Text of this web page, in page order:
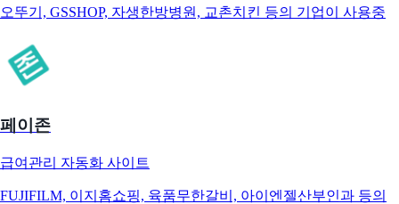
오뚜기, GSSHOP, 자생한방병원, 교촌치킨 등의 기업이 사용중
페이존
급여관리 자동화 사이트
FUJIFILM, 이지홈쇼핑, 육품무한갈비, 아이엔젤산부인과 등의